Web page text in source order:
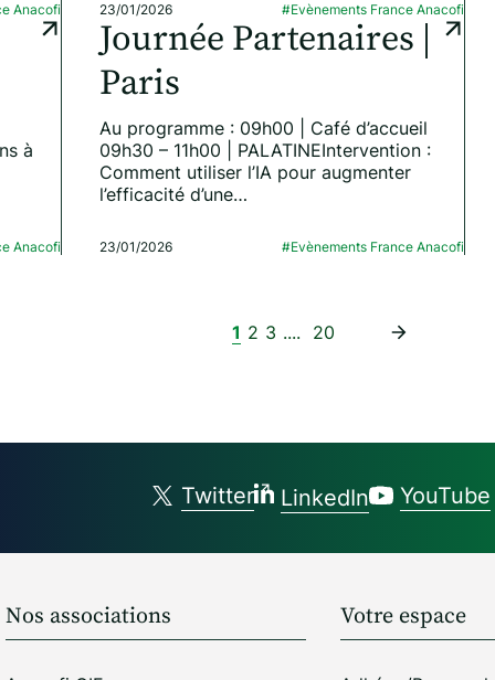
Anacofi 23/01/2026 #Evènements France Anacofi
à
Anacofi
Journée Partenaires |
Paris
Au programme : 09h00 | Café d’accueil
09h30 – 11h00 | PALATINEIntervention :
Comment utiliser l’IA pour augmenter
l’efficacité d’une…
23/01/2026 #Evènements France Anacofi
1 2 3 .... 20
Twitter LinkedIn YouTube
Nos associations Votre espace